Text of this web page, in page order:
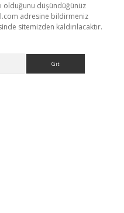
olduğunu düşündüğünüz
adresine bildirmeniz
sitemizden kaldırılacaktır.